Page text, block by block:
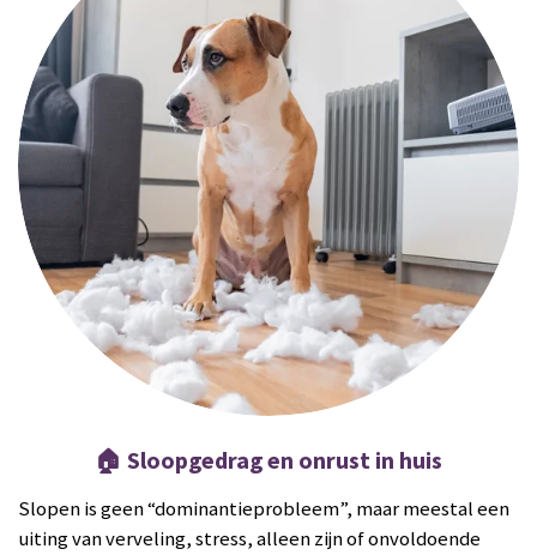
🏠 Sloopgedrag en onrust in huis
Slopen is geen “dominantieprobleem”, maar meestal een
uiting van verveling, stress, alleen zijn of onvoldoende